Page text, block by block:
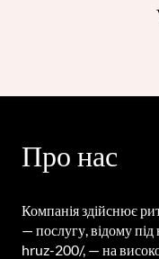
Про нас
Компанія здійснює
— послугу, відому
hruz-200/, — на